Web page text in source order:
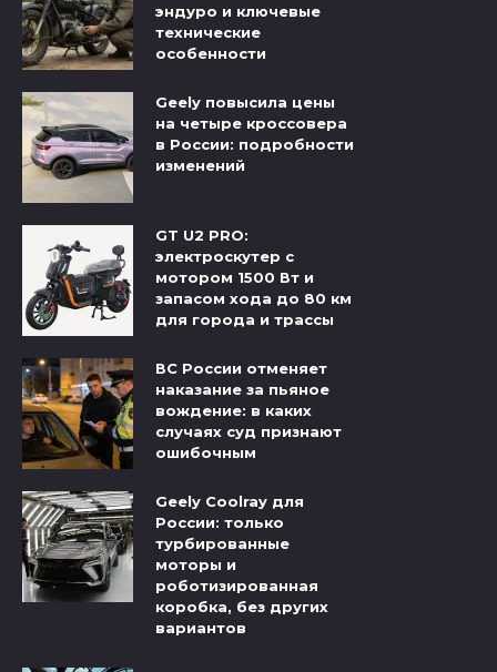
эндуро и ключевые
технические
особенности
Geely повысила цены
на четыре кроссовера
в России: подробности
изменений
GT U2 PRO:
электроскутер с
мотором 1500 Вт и
запасом хода до 80 км
для города и трассы
ВС России отменяет
наказание за пьяное
вождение: в каких
случаях суд признают
ошибочным
Geely Coolray для
России: только
турбированные
моторы и
роботизированная
коробка, без других
вариантов